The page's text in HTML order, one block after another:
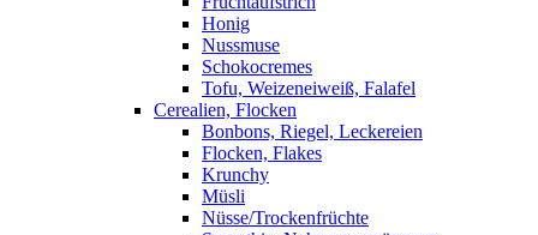
Honig
Nussmuse
Schokocremes
Tofu, Weizeneiweiß, Falafel
Cerealien, Flocken
Bonbons, Riegel, Leckereien
Flocken, Flakes
Krunchy
Müsli
Nüsse/Trockenfrüchte